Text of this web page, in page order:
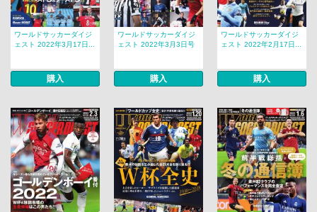
ワールドサッカーダイジ
ェスト 2022年3月17日...
購入
ワールドサッカーダイジ
ェスト 2022年3月3日号
購入
ワールドサッカーダイジ
ェスト 2022年2月17日...
購入